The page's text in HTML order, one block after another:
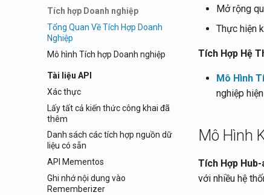
Tích hợp Doanh nghiệp
Tổng Quan Về Tích Hợp Doanh
Nghiệp
Mô hình Tích hợp Doanh nghiệp
Tài liệu API
Xác thực
Lấy tất cả kiến thức công khai đã
thêm
Danh sách các tích hợp nguồn dữ
liệu có sẵn
API Mementos
Ghi nhớ nội dung vào
Rememberizer
Mở rộng
Thực hiện
Tích Hợp Hệ
Mô Hình
nghiệp
Mô Hình
Tích Hợp
với nhiều hệ